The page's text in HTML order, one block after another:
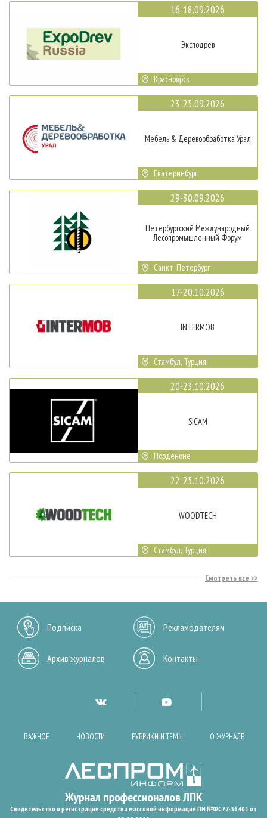
16-18.09.2026
Эксподрев
Красноярск
23-25.09.2026
Мебель & Деревообработка Урал
Екатеринбург
29-30.09.2026
Петербургский Международный
Лесопромышленный Форум
Санкт-Петербург
17-20.10.2026
INTERMOB
Стамбул, Турция
20-23.10.2026
SICAM
Порденоне
22-25.10.2026
WOODTECH
Стамбул, Турция
Смотреть все
Подписка Рекламодателям
Архив журналов Контакты
ВАЖНОЕ НОВОСТИ РУБРИКИ И ТЕМЫ О ЖУРНАЛЕ
Свидетельство о регистрации средства массовой информации ПИ №ФС77-36401 от